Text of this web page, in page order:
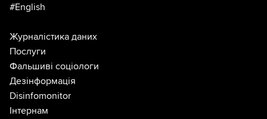
#English
Журналістика даних
Послуги
Фальшиві соціологи
Дезінформація
Disinfomonitor
Інтернам